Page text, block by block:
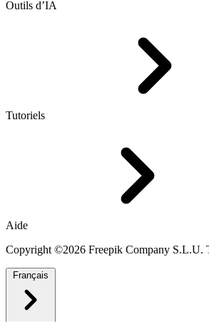
Outils d’IA
Tutoriels
Aide
Copyright ©2026 Freepik Company S.L.U.
Français